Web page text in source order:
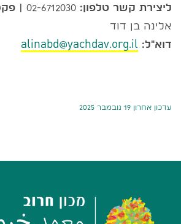
ליצירת קשר טלפון: |
אלינה בן דוד
דוא"ל: alinabd@yachdav.org.il
עדכון אחרון 19 נובמבר 2025